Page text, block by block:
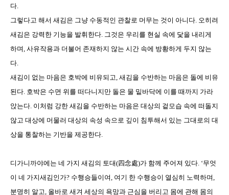
다.
그렇다고 해서 새김은 그냥 수동적인 관찰로 머무는 것이 아니다. 오히려
새김은 강력한 기능을 발휘한다. 그것은 우리를 현실 속에 닻을 내리게
하며, 사유작용과 더불어 존재하지 않는 시간 속에 방황하게 두지 않는
다.
새김이 없는 마음은 호박에 비유되고, 새김을 수반하는 마음은 돌에 비유
된다. 호박은 수면 위를 떠다니지만 돌은 물 밑바닥에 이를 때까지 가라
앉는다. 이처럼 강한 새김을 수반하는 마음은 대상의 겉모습 속에 떠돌지
않고 대상에 머물러 대상의 속성 속으로 깊이 침투해서 있는 그대로의 대
상을 통찰하는 기반을 제공한다.
디가니까야에는 네 가지 새김의 토대(四念處)가 함께 주어져 있다. ‘무엇
이 네 가지새김인가? 수행승들이여, 여기 한 수행승이 열심히 노력하며,
분명히 알고, 올바로 새겨 세상의 욕망과 근심을 버리고 몸에 관해 몸의